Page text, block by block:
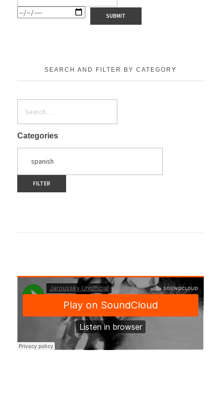
SEARCH AND FILTER BY CATEGORY
Categories